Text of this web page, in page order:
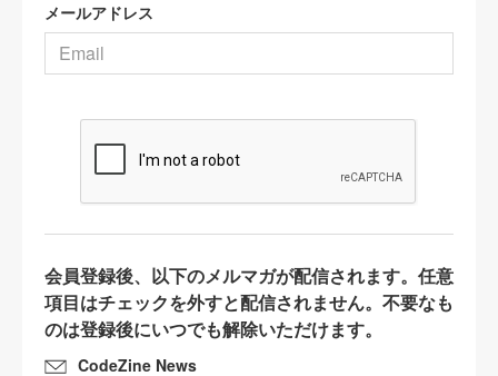
メールアドレス
会員登録後、以下のメルマガが配信されます。任意
項目はチェックを外すと配信されません。不要なも
のは登録後にいつでも解除いただけます。
CodeZine News